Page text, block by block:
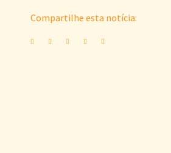
Compartilhe esta notícia: